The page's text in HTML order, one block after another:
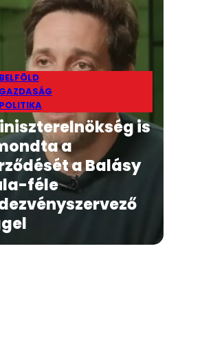
BELFÖLD
GAZDASÁG
POLITIKA
is
a
a Balásy
féle